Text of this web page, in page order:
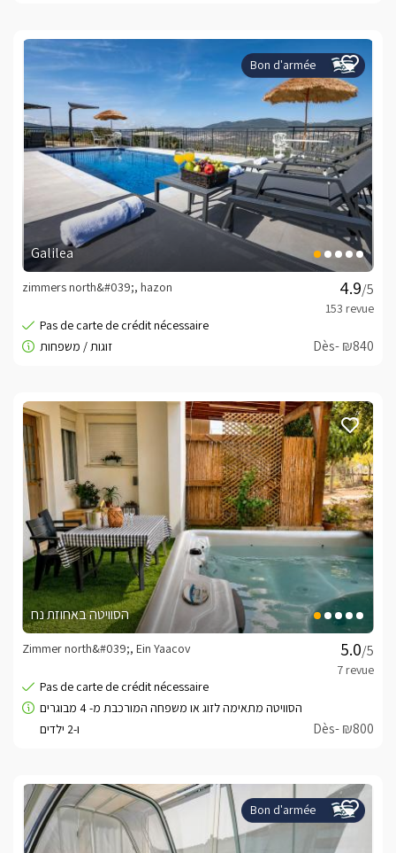
Bon d'armée
Galilea
/5
zimmers north&#039;, hazon
Dès- ₪840
הסוויטה באחוזת נח
/5
Zimmer north&#039;, Ein Yaacov
Dès- ₪800
Bon d'armée